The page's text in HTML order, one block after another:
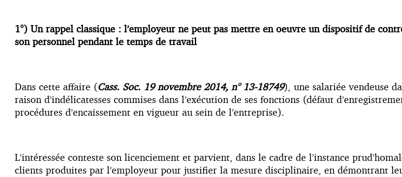
1°) Un rappel classique : l’employeur ne peut pas mettre en oeuvre un dispositif de
son personnel pendant le temps de travail
Dans cette affaire (Cass. Soc. 19 novembre 2014, n° 13-18749), une salariée vendeuse
raison d’indélicatesses commises dans l’exécution de ses fonctions (défaut
procédures d’encaissement en vigueur au sein de l’entreprise).
L’intéressée conteste son licenciement et parvient, dans le cadre de l’instance
clients produites par l’employeur pour justifier la mesure disciplinaire, en démontrant